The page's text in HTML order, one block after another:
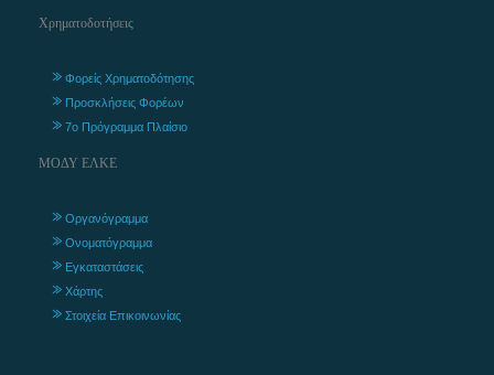
Χρηματοδοτήσεις
Φορείς Χρηματοδότησης
Προσκλήσεις Φορέων
7ο Πρόγραμμα Πλαίσιο
ΜΟΔΥ ΕΛΚΕ
Οργανόγραμμα
Ονοματόγραμμα
Εγκαταστάσεις
Χάρτης
Στοιχεία Επικοινωνίας